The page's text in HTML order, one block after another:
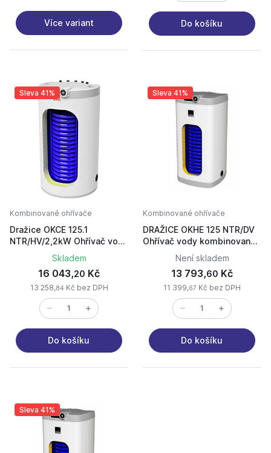
Více variant Do košíku
Sleva 41%
Kombinované ohřívače
Dražice OKCE 125.1
NTR/HV/2,2kW Ohřívač vody
kombinovaný stacionární
1103707117
Skladem
16 043,20 Kč
13 258,84 Kč bez DPH
Do košíku
Sleva 41%
Kombinované ohřívače
DRAŽICE OKHE 125 NTR/DV
Ohřívač vody kombinovaný
závěsný
Není skladem
13 793,60 Kč
11 399,67 Kč bez DPH
Do košíku
Sleva 41%